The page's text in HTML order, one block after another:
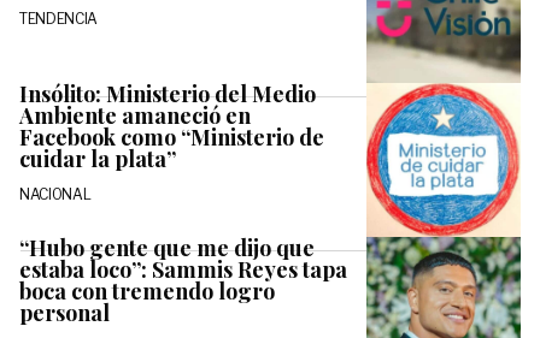
TENDENCIA
Insólito: Ministerio del Medio
Ambiente amaneció en
Facebook como “Ministerio de
cuidar la plata”
NACIONAL
“Hubo gente que me dijo que
estaba loco”: Sammis Reyes tapa
boca con tremendo logro
personal